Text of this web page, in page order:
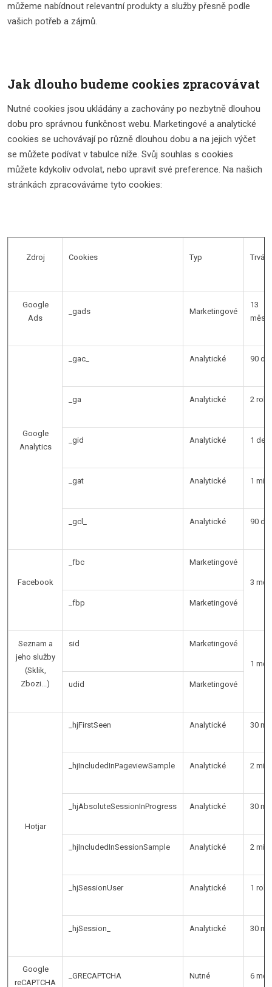
můžeme nabídnout relevantní produkty a služby přesně podle
vašich potřeb a zájmů.
Jak dlouho budeme cookies zpracovávat
Nutné cookies jsou ukládány a zachovány po nezbytně dlouhou
dobu pro správnou funkčnost webu. Marketingové a analytické
cookies se uchovávají po různě dlouhou dobu a na jejich výčet
se můžete podívat v tabulce níže. Svůj souhlas s cookies
můžete kdykoliv odvolat, nebo upravit své preference. Na našich
stránkách zpracováváme tyto cookies:
Zdroj Cookies Typ Trvání
Google
Ads
_gads Marketingové
13
Google
Analytics
_gac_ Analytické 90
_ga Analytické 2 roky
_gid Analytické 1 den
_gat Analytické 1
_gcl_ Analytické 90
Facebook
_fbc Marketingové
3
_fbp Marketingové
Seznam a
jeho služby
(Sklik,
Zbozi...)
sid Marketingové
1
udid Marketingové
Hotjar
_hjFirstSeen Analytické 30
_hjIncludedInPageviewSample Analytické 2
_hjAbsoluteSessionInProgress Analytické 30
_hjIncludedInSessionSample Analytické 2
_hjSessionUser Analytické 1 rok
_hjSession_ Analytické 30
Google
reCAPTCHA
_GRECAPTCHA Nutné 6